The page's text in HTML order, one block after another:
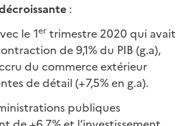
:
le 1ertrimestre 2020 qui avait
de 9,1% du PIB (g.a),
du commerce extérieur
de détail (+7,5% en g.a).
publiques